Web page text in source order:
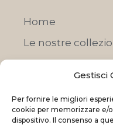
Gestisci
Per fornire le migliori
cookie per memorizzare e/
dispositivo. Il consenso a
Home
Le nostre
OFFERTE